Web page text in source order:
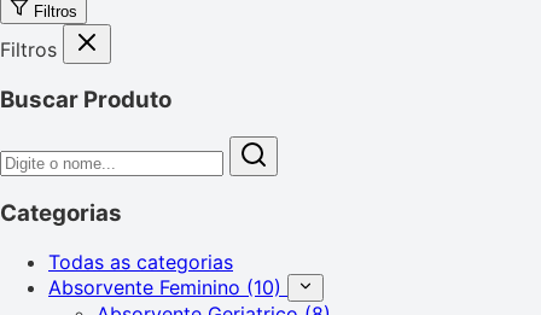
Filtros
Filtros
Buscar Produto
Categorias
Todas as categorias
Absorvente Feminino (10)